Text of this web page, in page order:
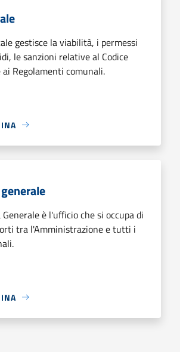
gestisce la viabilità, i permessi
le sanzioni relative al Codice
Regolamenti comunali.
è l'ufficio che si occupa di
tra l'Amministrazione e tutti i